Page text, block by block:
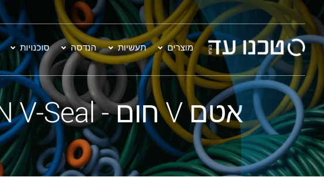
מוצרים תעשיות הנדסה סוכנויות
אטם V חום - VA-1150 FKM/Viton™ 60 BROWN V-Seal